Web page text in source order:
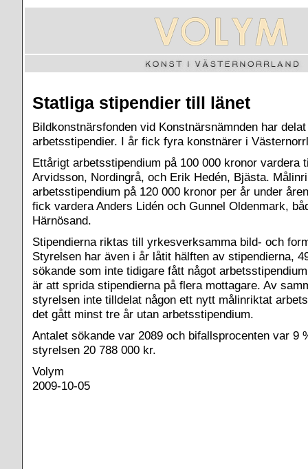
Statliga stipendier till länet
Bildkonstnärsfonden vid Konstnärsnämnden har
arbetsstipendier. I år fick fyra konstnärer i
Ettårigt arbetsstipendium på 100 000 kronor vardera
Arvidsson, Nordingrå, och Erik Hedén, Bjästa.
arbetsstipendium på 120 000 kronor per år under
fick vardera Anders Lidén och Gunnel Oldenmark,
Härnösand.
Stipendierna riktas till yrkesverksamma bild- och
Styrelsen har även i år låtit hälften av stipendierna,
sökande som inte tidigare fått något
är att sprida stipendierna på flera mottagare. Av
styrelsen inte tilldelat någon ett nytt målinriktat
det gått minst tre år utan arbetsstipendium.
Antalet sökande var 2089 och bifallsprocenten var 9
styrelsen 20 788 000 kr.
Volym
2009-10-05